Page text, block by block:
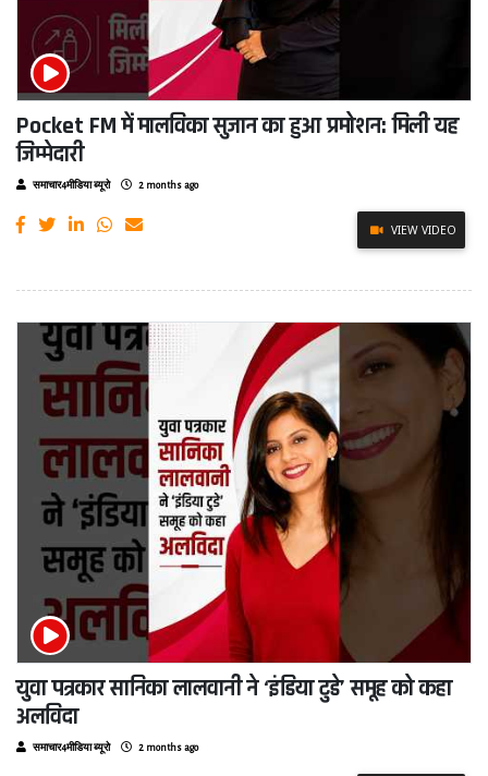
Pocket FM में मालविका सुजान का हुआ प्रमोशन: मिली यह
जिम्मेदारी
समाचार4मीडिया ब्यूरो 2 months ago
VIEW VIDEO
युवा पत्रकार सानिका लालवानी ने ‘इंडिया टुडे’ समूह को कहा
अलविदा
समाचार4मीडिया ब्यूरो 2 months ago